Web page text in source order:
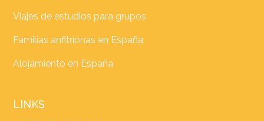
Viajes de estudios para grupos
Familias anfitrionas en España
Alojamiento en España
LINKS